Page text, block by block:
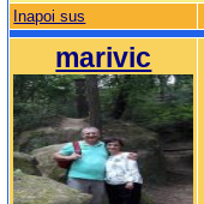
Inapoi sus
marivic